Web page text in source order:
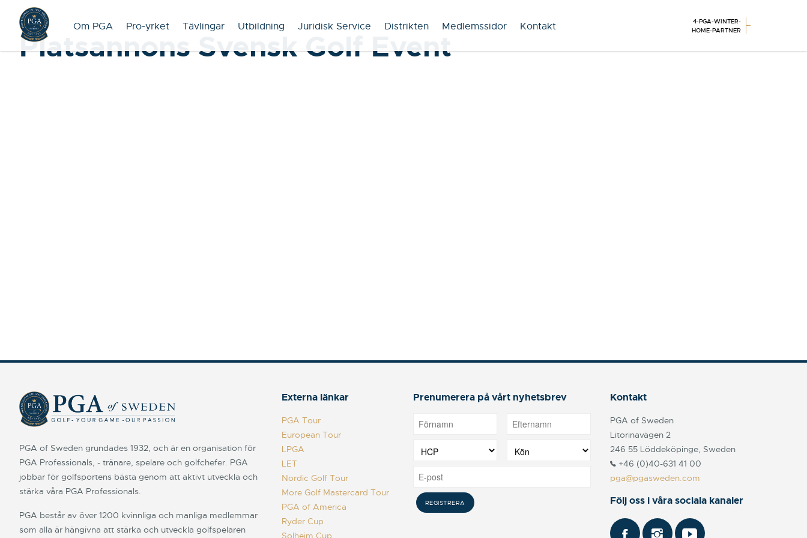
Om PGA Pro-yrket Tävlingar Utbildning Juridisk Service Distrikten Medlemssidor Kontakt
4-PGA-WINTER-
HOME-PARTNER
Platsannons Svensk Golf Event
PGA of Sweden grundades 1932, och är en organisation för
PGA Professionals, - tränare, spelare och golfchefer. PGA
jobbar för golfsportens bästa genom att aktivt utveckla och
stärka våra PGA Professionals.
PGA består av över 1200 kvinnliga och manliga medlemmar
som alla är hängivna att stärka och utveckla golfspelaren
Externa länkar
PGA Tour
European Tour
LPGA
LET
Nordic Golf Tour
More Golf Mastercard Tour
PGA of America
Ryder Cup
Solheim Cup
Prenumerera på vårt nyhetsbrev Kontakt
PGA of Sweden
Litorinavägen 2
246 55 Löddeköpinge, Sweden
+46 (0)40-631 41 00
pga@pgasweden.com
Följ oss i våra sociala kanaler